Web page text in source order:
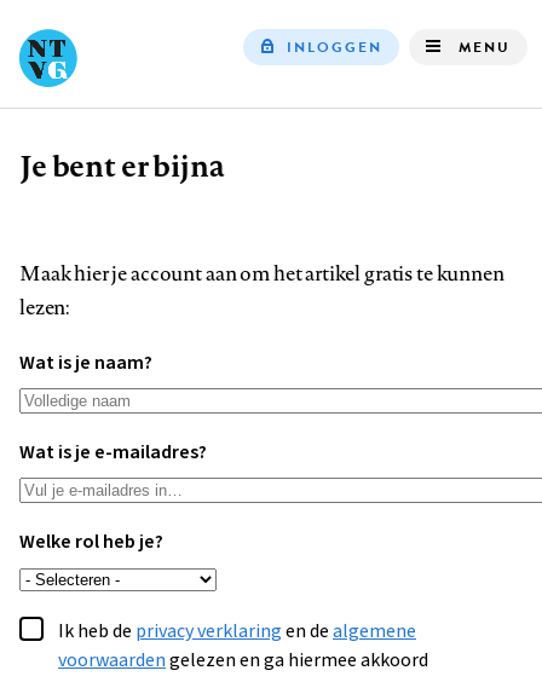
INLOGGEN MENU
Kruimelpad
Je bent er bijna
Maak hier je account aan om het artikel gratis te kunnen
lezen:
Wat is je naam?
Wat is je e-mailadres?
Welke rol heb je?
Ik heb de privacy verklaringen dealgemene
voorwaardengelezen en ga hiermee akkoord